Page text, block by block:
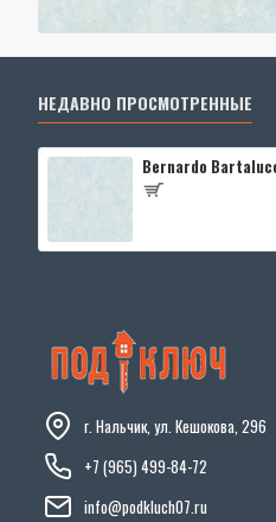
НЕДАВНО ПРОСМОТРЕННЫЕ
г. Нальчик, ул. Кешокова, 296
+7 (965) 499-84-72
info@podkluch07.ru